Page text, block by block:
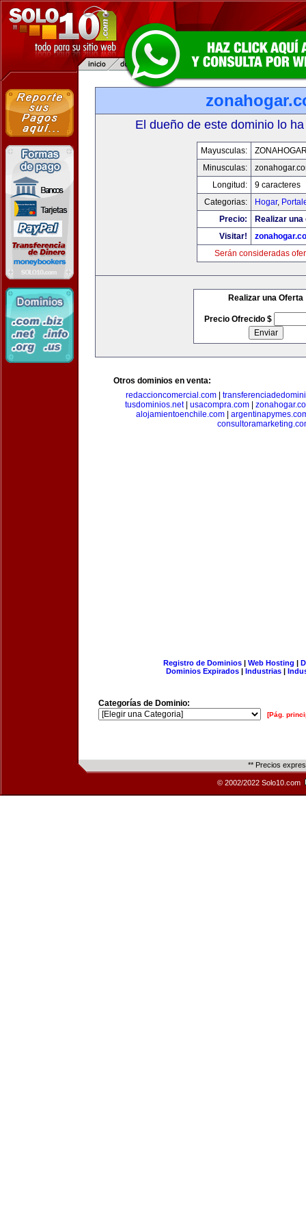
El dueño de este dominio lo
Mayusculas:
Minusculas:
Longitud:
9 caracteres
Categorias:
Hogar,
Precio:
Realizar
Visitar!
Serán consideradas
Realizar una Oferta
Precio Ofrecido $
Otros dominios en venta:
redaccioncomercial.com
tusdominios.net| usacompra.com|
alojamientoenchile.com
Registro de Dominios| Web Hosting |
Dominios Expirados | Industrias |
Categorías de Dominio:
[Pág.
** Precios
© 2002/2022 Solo10.com